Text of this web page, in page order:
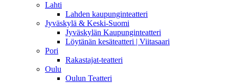
Lahti
Lahden kaupunginteatteri
Jyväskylä & Keski-Suomi
Jyväskylän Kaupunginteatteri
Löytänän kesäteatteri | Viitasaari
Pori
Rakastajat-teatteri
Oulu
Oulun Teatteri